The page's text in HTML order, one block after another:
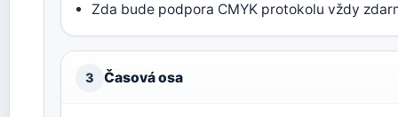
Zda bude podpora CMYK protokolu vždy
3 Časová osa